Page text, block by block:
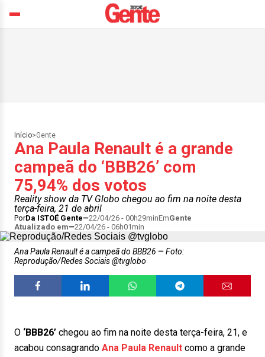
Início>Gente
Ana Paula Renault é a grande
campeã do ‘BBB26’ com
75,94% dos votos
Reality show da TV Globo chegou ao fim na noite desta
terça-feira, 21 de abril
PorDa ISTOÉ Gente 22/04/26 - 00h29minEmGente
Atualizado em
22/04/26 - 06h01min
Ana Paula Renault é a campeã do BBB26
Foto:
Reprodução/Redes Sociais @tvglobo
O ‘BBB26’ chegou ao fim na noite desta terça-feira, 21, e
acabou consagrando Ana Paula Renault como a grande